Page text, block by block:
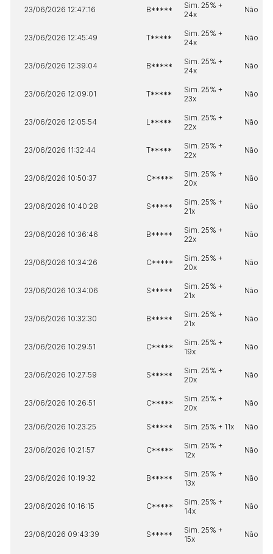
23/06/2026 12:47:16 B*****
Sim. 25% +
24x
Não
23/06/2026 12:45:49 T*****
Sim. 25% +
24x
Não
23/06/2026 12:39:04 B*****
Sim. 25% +
24x
Não
23/06/2026 12:09:01 T*****
Sim. 25% +
23x
Não
23/06/2026 12:05:54 L*****
Sim. 25% +
22x
Não
23/06/2026 11:32:44 T*****
Sim. 25% +
22x
Não
23/06/2026 10:50:37 C*****
Sim. 25% +
20x
Não
23/06/2026 10:40:28 S*****
Sim. 25% +
21x
Não
23/06/2026 10:36:46 B*****
Sim. 25% +
22x
Não
23/06/2026 10:34:26 C*****
Sim. 25% +
20x
Não
23/06/2026 10:34:06 S*****
Sim. 25% +
21x
Não
23/06/2026 10:32:30 B*****
Sim. 25% +
21x
Não
23/06/2026 10:29:51 C*****
Sim. 25% +
19x
Não
23/06/2026 10:27:59 S*****
Sim. 25% +
20x
Não
23/06/2026 10:26:51 C*****
Sim. 25% +
20x
Não
23/06/2026 10:23:25 S***** Sim. 25% + 11x Não
23/06/2026 10:21:57 C*****
Sim. 25% +
12x
Não
23/06/2026 10:19:32 B*****
Sim. 25% +
13x
Não
23/06/2026 10:16:15 C*****
Sim. 25% +
14x
Não
23/06/2026 09:43:39 S*****
Sim. 25% +
15x
Não